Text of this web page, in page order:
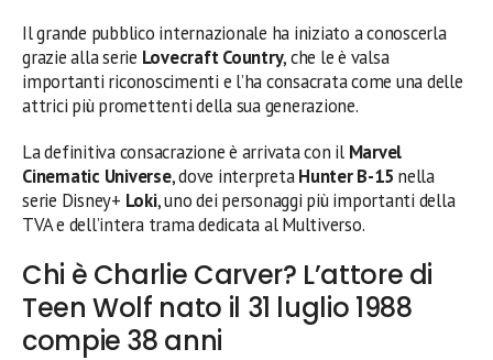
Il grande pubblico internazionale ha iniziato a conoscerla
grazie alla serie Lovecraft Country, che le è valsa
importanti riconoscimenti e l’ha consacrata come una delle
attrici più promettenti della sua generazione.
La definitiva consacrazione è arrivata con il Marvel
Cinematic Universe, dove interpretaHunter B-15 nella
serie Disney+ Loki, uno dei personaggi più importanti della
TVA e dell’intera trama dedicata al Multiverso.
Chi è Charlie Carver? L’attore di
Teen Wolf nato il 31 luglio 1988
compie 38 anni